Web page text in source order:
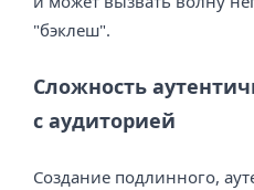
"бэклеш".
Сложность
с аудиторией
Создание подлинного,